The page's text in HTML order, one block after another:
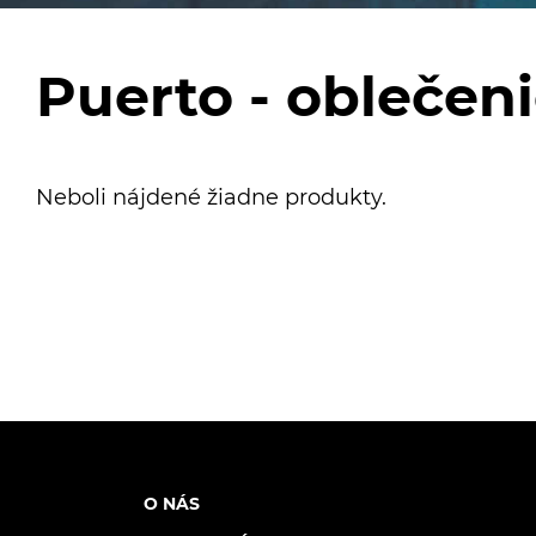
Puerto -
Neboli nájdené žiadne produkty.
O NÁS